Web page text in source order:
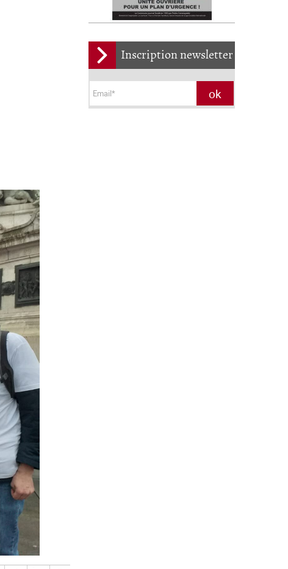
Inscription newsletter